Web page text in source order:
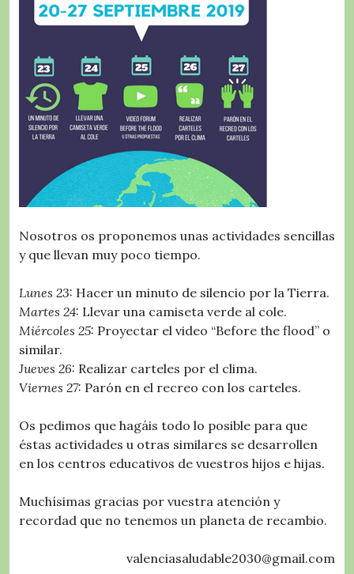
Nosotros os proponemos unas actividades sencillas
y que llevan muy poco tiempo.
Lunes 23: Hacer un minuto de silencio por la Tierra.
Martes 24: Llevar una camiseta verde al cole.
Miércoles 25: Proyectar el video “Before the flood” o
similar.
Jueves 26: Realizar carteles por el clima.
Viernes 27: Parón en el recreo con los carteles.
Os pedimos que hagáis todo lo posible para que
éstas actividades u otras similares se desarrollen
en los centros educativos de vuestros hijos e hijas.
Muchísimas gracias por vuestra atención y
recordad que no tenemos un planeta de recambio.
valenciasaludable2030@gmail.com